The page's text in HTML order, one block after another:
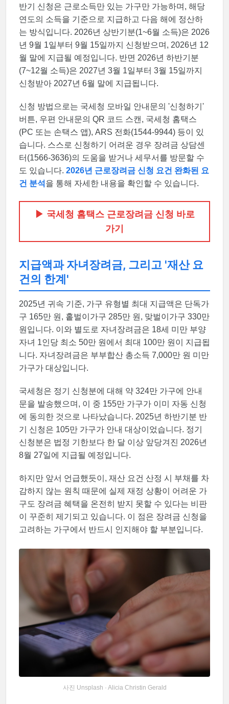
반기 신청은 근로소득만 있는 가구만 가능하며, 해당
연도의 소득을 기준으로 지급하고 다음 해에 정산하
는 방식입니다. 2026년 상반기분(1~6월 소득)은 2026
년 9월 1일부터 9월 15일까지 신청받으며, 2026년 12
월 말에 지급될 예정입니다. 반면 2026년 하반기분
(7~12월 소득)은 2027년 3월 1일부터 3월 15일까지
신청받아 2027년 6월 말에 지급됩니다.
신청 방법으로는 국세청 모바일 안내문의 '신청하기'
버튼, 우편 안내문의 QR 코드 스캔, 국세청 홈택스
(PC 또는 손택스 앱), ARS 전화(1544-9944) 등이 있
습니다. 스스로 신청하기 어려운 경우 장려금 상담센
터(1566-3636)의 도움을 받거나 세무서를 방문할 수
도 있습니다. 2026년 근로장려금 신청 요건 완화된 요
건 분석 을 통해 자세한 내용을 확인할 수 있습니다.
▶ 국세청 홈택스 근로장려금 신청 바로
가기
지급액과 자녀장려금, 그리고 '재산 요
건의 한계'
2025년 귀속 기준, 가구 유형별 최대 지급액은 단독가
구 165만 원, 홑벌이가구 285만 원, 맞벌이가구 330만
원입니다. 이와 별도로 자녀장려금은 18세 미만 부양
자녀 1인당 최소 50만 원에서 최대 100만 원이 지급됩
니다. 자녀장려금은 부부합산 총소득 7,000만 원 미만
가구가 대상입니다.
국세청은 정기 신청분에 대해 약 324만 가구에 안내
문을 발송했으며, 이 중 155만 가구가 이미 자동 신청
에 동의한 것으로 나타났습니다. 2025년 하반기분 반
기 신청은 105만 가구가 안내 대상이었습니다. 정기
신청분은 법정 기한보다 한 달 이상 앞당겨진 2026년
8월 27일에 지급될 예정입니다.
하지만 앞서 언급했듯이, 재산 요건 산정 시 부채를 차
감하지 않는 원칙 때문에 실제 재정 상황이 어려운 가
구도 장려금 혜택을 온전히 받지 못할 수 있다는 비판
이 꾸준히 제기되고 있습니다. 이 점은 장려금 신청을
고려하는 가구에서 반드시 인지해야 할 부분입니다.
사진 Unsplash · Alicia Christin Gerald